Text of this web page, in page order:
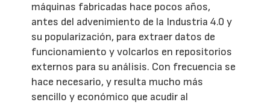
máquinas fabricadas hace pocos años,
antes del advenimiento de la Industria 4.0 y
su popularización, para extraer datos de
funcionamiento y volcarlos en repositorios
externos para su análisis. Con frecuencia se
hace necesario, y resulta mucho más
sencillo y económico que acudir al